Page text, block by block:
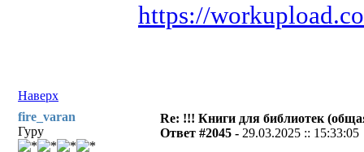
https://
Наверх
fire_varan
Гуру
Re: !!! Книги для библиотек
Ответ #2045 - 29.03.2025 :: 15:33:05